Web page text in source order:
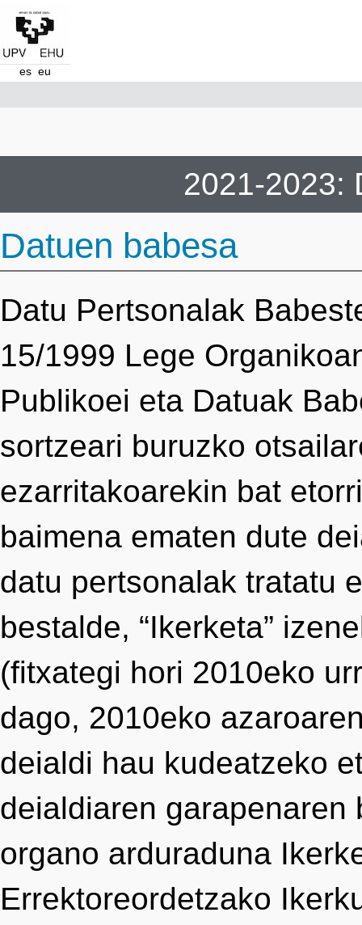
es eu
2021-2023:
Datuen babesa
Datu Pertsonalak
15/1999 Lege
Publikoei eta Datuak
sortzeari buruzko
ezarritakoarekin bat
baimena ematen dute
datu pertsonalak tratatu
bestalde, “Ikerketa”
(fitxategi hori 2010eko
dago, 2010eko
deialdi hau kudeatzeko
deialdiaren garapenaren
organo arduraduna
Errektoreordetzako